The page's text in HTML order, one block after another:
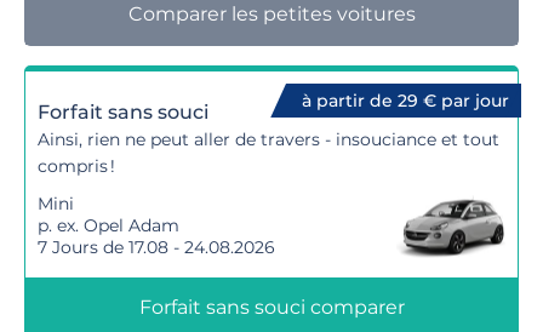
Comparer les petites voitures
à partir de 29 € par jour
Forfait sans souci
Ainsi, rien ne peut aller de travers - insouciance et tout
compris !
Mini
p. ex. Opel Adam
7 Jours de 17.08 - 24.08.2026
Forfait sans souci comparer